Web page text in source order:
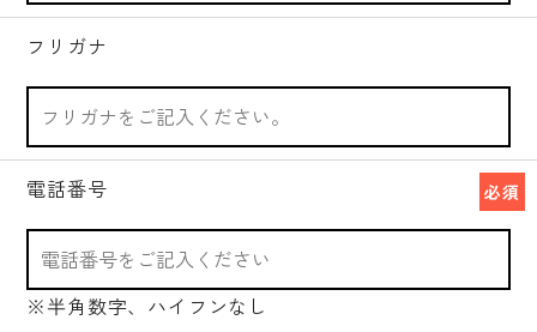
フリガナ
電話番号 必須
※半角数字、ハイフンなし